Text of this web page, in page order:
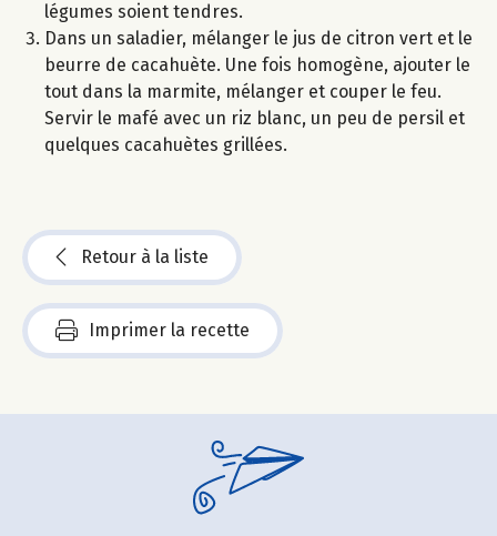
légumes soient tendres.
Dans un saladier, mélanger le jus de citron vert et le
beurre de cacahuète. Une fois homogène, ajouter le
tout dans la marmite, mélanger et couper le feu.
Servir le mafé avec un riz blanc, un peu de persil et
quelques cacahuètes grillées.
Retour à la liste
Imprimer la recette